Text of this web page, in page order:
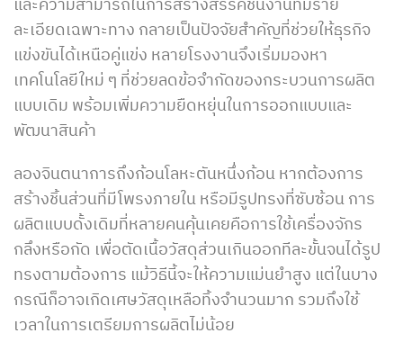
ละเอียดเฉพาะทาง กลายเป็นปัจจัยสำคัญที่ช่วยให้ธุรกิจ
แข่งขันได้เหนือคู่แข่ง หลายโรงงานจึงเริ่มมองหา
เทคโนโลยีใหม่ ๆ ที่ช่วยลดข้อจำกัดของกระบวนการผลิต
แบบเดิม พร้อมเพิ่มความยืดหยุ่นในการออกแบบและ
พัฒนาสินค้า
ลองจินตนาการถึงก้อนโลหะตันหนึ่งก้อน หากต้องการ
สร้างชิ้นส่วนที่มีโพรงภายใน หรือมีรูปทรงที่ซับซ้อน การ
ผลิตแบบดั้งเดิมที่หลายคนคุ้นเคยคือการใช้เครื่องจักร
กลึงหรือกัด เพื่อตัดเนื้อวัสดุส่วนเกินออกทีละขั้นจนได้รูป
ทรงตามต้องการ แม้วิธีนี้จะให้ความแม่นยำสูง แต่ในบาง
กรณีก็อาจเกิดเศษวัสดุเหลือทิ้งจำนวนมาก รวมถึงใช้
เวลาในการเตรียมการผลิตไม่น้อย